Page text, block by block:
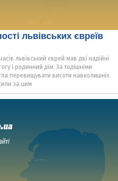
львівських євреїв
львівський єврей мав дві надійні
і родинний дім. За тодішніми
перевищувати висоти навколишніх
за цим